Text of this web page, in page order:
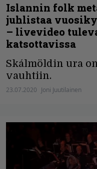
Islannin folk
juhlistaa
– livevideo
katsottavissa
Skálmöldin ura
vauhtiin.
23.07.2020 Joni Juutilainen